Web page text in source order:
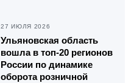
27 ИЮЛЯ 2026
Ульяновская область
вошла в топ-20 регионов
России по динамике
оборота розничной